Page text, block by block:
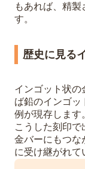
もあれば、精
す。
歴史に見る
インゴット状の
ば鉛のインゴッ
例が現存します
こうした刻印
金バーにもつな
に受け継がれて